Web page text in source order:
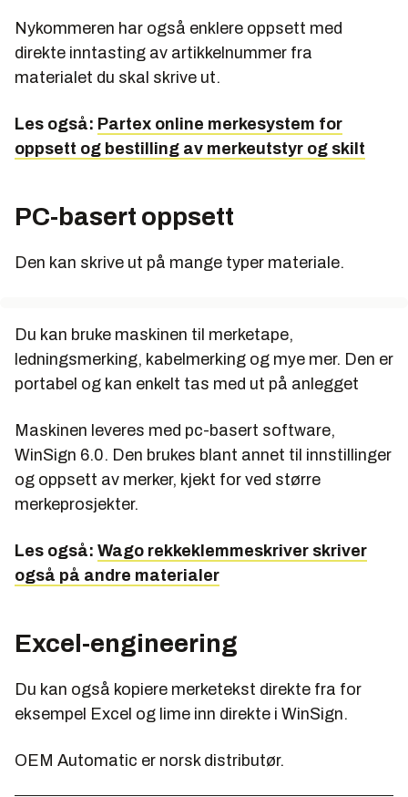
Nykommeren har også enklere oppsett med
direkte inntasting av artikkelnummer fra
materialet du skal skrive ut.
Les også: Partex online merkesystem for
oppsett og bestilling av merkeutstyr og skilt
PC-basert oppsett
Den kan skrive ut på mange typer materiale.
Du kan bruke maskinen til merketape,
ledningsmerking, kabelmerking og mye mer. Den er
portabel og kan enkelt tas med ut på anlegget
Maskinen leveres med pc-basert software,
WinSign 6.0. Den brukes blant annet til innstillinger
og oppsett av merker, kjekt for ved større
merkeprosjekter.
Les også: Wago rekkeklemmeskriver skriver
også på andre materialer
Excel-engineering
Du kan også kopiere merketekst direkte fra for
eksempel Excel og lime inn direkte i WinSign.
OEM Automatic er norsk distributør.